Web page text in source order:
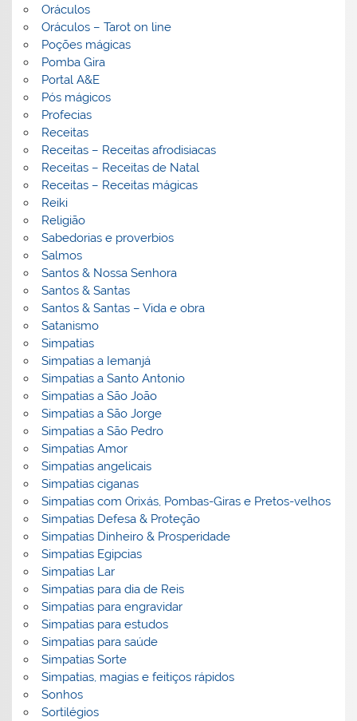
Oráculos
Oráculos – Tarot on line
Poções mágicas
Pomba Gira
Portal A&E
Pós mágicos
Profecias
Receitas
Receitas – Receitas afrodisiacas
Receitas – Receitas de Natal
Receitas – Receitas mágicas
Reiki
Religião
Sabedorias e proverbios
Salmos
Santos & Nossa Senhora
Santos & Santas
Santos & Santas – Vida e obra
Satanismo
Simpatias
Simpatias a Iemanjá
Simpatias a Santo Antonio
Simpatias a São João
Simpatias a São Jorge
Simpatias a São Pedro
Simpatias Amor
Simpatias angelicais
Simpatias ciganas
Simpatias com Orixás, Pombas-Giras e Pretos-velhos
Simpatias Defesa & Proteção
Simpatias Dinheiro & Prosperidade
Simpatias Egipcias
Simpatias Lar
Simpatias para dia de Reis
Simpatias para engravidar
Simpatias para estudos
Simpatias para saúde
Simpatias Sorte
Simpatias, magias e feitiços rápidos
Sonhos
Sortilégios